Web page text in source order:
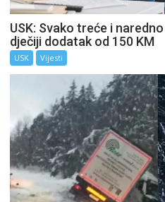
USK: Svako treće i
dječiji dodatak od 150 KM
USK Vijesti